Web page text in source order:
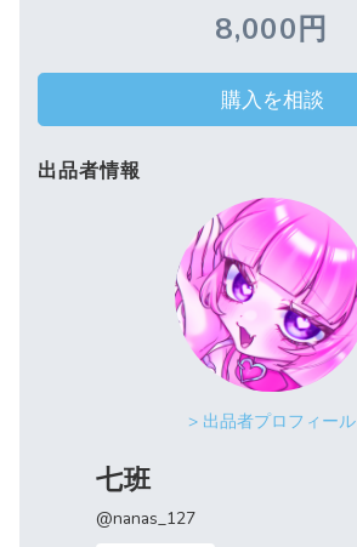
8,000円
購入を相談
出品者情報
> 出品者プロフィール
七班
@nanas_127